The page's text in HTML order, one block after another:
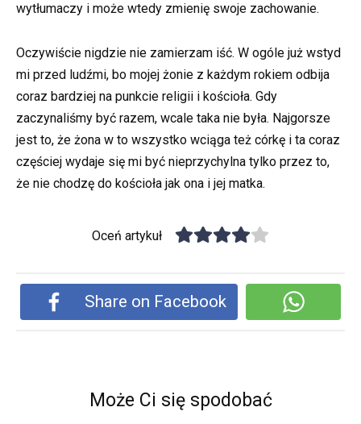
wytłumaczy i może wtedy zmienię swoje zachowanie.
Oczywiście nigdzie nie zamierzam iść. W ogóle już wstyd
mi przed ludźmi, bo mojej żonie z każdym rokiem odbija
coraz bardziej na punkcie religii i kościoła. Gdy
zaczynaliśmy być razem, wcale taka nie była. Najgorsze
jest to, że żona w to wszystko wciąga też córkę i ta coraz
częściej wydaje się mi być nieprzychylna tylko przez to,
że nie chodzę do kościoła jak ona i jej matka.
Oceń artykuł
Share on Facebook
Może Ci się spodobać